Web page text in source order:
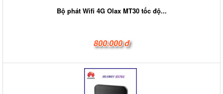
Bộ phát Wifi 4G Olax MT30 tốc độ...
800.000 đ